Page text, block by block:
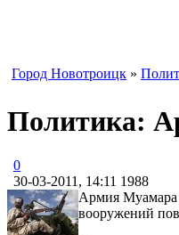
Город Новотроицк »
Политика:
0
30-03-2011, 14:11 1988
Армия Муамара
вооружений